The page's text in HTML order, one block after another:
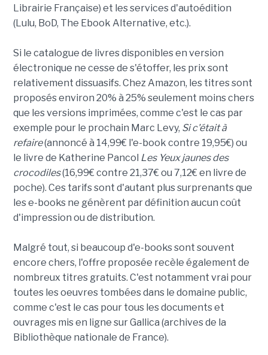
Librairie Française) et les services d'autoédition
(Lulu, BoD, The Ebook Alternative, etc.).
Si le catalogue de livres disponibles en version
électronique ne cesse de s'étoffer, les prix sont
relativement dissuasifs. Chez Amazon, les titres sont
proposés environ 20% à 25% seulement moins chers
que les versions imprimées, comme c'est le cas par
exemple pour le prochain Marc Levy, Si c'était à
refaire(annoncé à 14,99€ l'e-book contre 19,95€) ou
le livre de Katherine Pancol Les Yeux jaunes des
crocodiles(16,99€ contre 21,37€ ou 7,12€ en livre de
poche). Ces tarifs sont d'autant plus surprenants que
les e-books ne génèrent par définition aucun coût
d'impression ou de distribution.
Malgré tout, si beaucoup d'e-books sont souvent
encore chers, l'offre proposée recèle également de
nombreux titres gratuits. C'est notamment vrai pour
toutes les oeuvres tombées dans le domaine public,
comme c'est le cas pour tous les documents et
ouvrages mis en ligne sur Gallica (archives de la
Bibliothèque nationale de France).